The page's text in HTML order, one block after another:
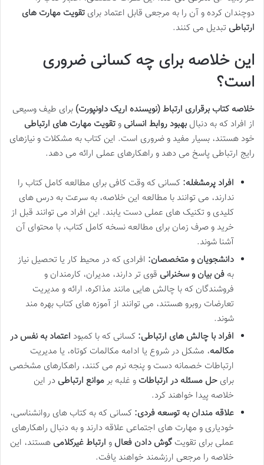
دوچندان کرده و آن را به مرجعی قابل اعتماد برای تقویت مهارت های
ارتباطی تبدیل می کنند.
این خلاصه برای چه کسانی ضروری
است؟
خلاصه کتاب برقراری ارتباط (نویسنده اریک داونپورت) برای طیف وسیعی
از افراد که به دنبال بهبود روابط انسانی و تقویت مهارت های ارتباطی
خود هستند، بسیار مفید و ضروری است. این کتاب به مشکلات و نیازهای
رایج ارتباطی پاسخ می دهد و راهکارهای عملی ارائه می دهد.
افراد پرمشغله: کسانی که وقت کافی برای مطالعه کامل کتاب را
ندارند، می توانند با مطالعه این خلاصه، به سرعت به درس های
کلیدی و تکنیک های عملی دست یابند. این افراد می توانند قبل از
خرید و صرف زمان برای مطالعه نسخه کامل کتاب، با محتوای آن
آشنا شوند.
دانشجویان و متخصصان: افرادی که در محیط کار یا تحصیل نیاز
به فن بیان و سخنرانی قوی تر دارند، مدیران، کارمندان و
فروشندگان که با چالش هایی مانند مذاکره، ارائه و مدیریت
تعارضات روبرو هستند، می توانند از آموزه های کتاب بهره مند
شوند.
افراد با چالش های ارتباطی: کسانی که با کمبود اعتماد به نفس در
مکالمه، مشکل در شروع یا ادامه مکالمات کوتاه، یا مدیریت
ارتباطات خصمانه دست و پنجه نرم می کنند، راهکارهای مشخصی
برای حل مسئله در ارتباطات و غلبه برموانع ارتباطی در این
خلاصه پیدا خواهند کرد.
علاقه مندان به توسعه فردی: کسانی که به کتاب های روانشناسی،
خودیاری و مهارت های اجتماعی علاقه دارند و به دنبال راهکارهای
عملی برای تقویت گوش دادن فعال و ارتباط غیرکلامی هستند، این
خلاصه را مرجعی ارزشمند خواهند یافت.